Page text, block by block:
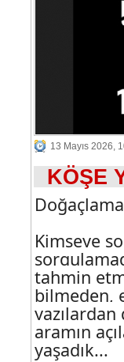
13 Mayıs 2026,
KÖŞE
Kimseye
tahmin
bilmeden,
aramın
yaşadık...